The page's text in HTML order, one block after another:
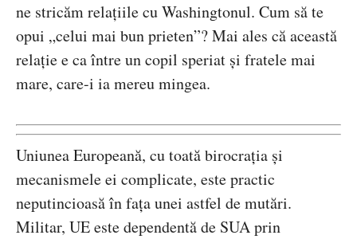
ne stricăm relațiile cu Washingtonul. Cum să te
opui „celui mai bun prieten”? Mai ales că această
relație e ca între un copil speriat și fratele mai
mare, care-i ia mereu mingea.
Uniunea Europeană, cu toată birocrația și
mecanismele ei complicate, este practic
neputincioasă în fața unei astfel de mutări.
Militar, UE este dependentă de SUA prin